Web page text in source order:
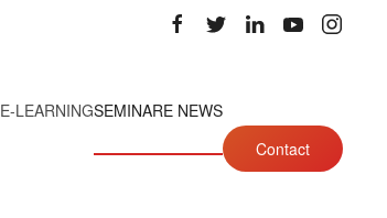
E-LEARNINGSEMINARE NEWS
Contact